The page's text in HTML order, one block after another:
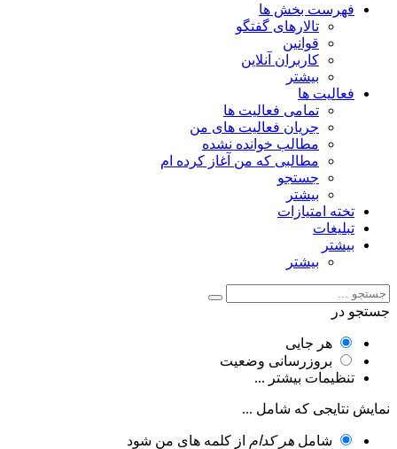
فهرست بخش ها
تالارهای گفتگو
قوانین
کاربران آنلاین
بیشتر
فعالیت ها
تمامی فعالیت ها
جریان فعالیت های من
مطالب خوانده نشده
مطالبی که من آغاز کرده ام
جستجو
بیشتر
تخته امتیازات
تبلیغات
بیشتر
بیشتر
جستجو در
هر جایی
بروزرسانی وضعیت
تنظیمات بیشتر ...
نمایش نتایجی که شامل ...
شامل هر کدام از کلمه های من شود